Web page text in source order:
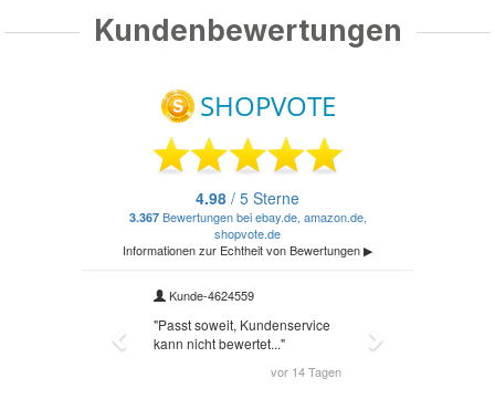
Kundenbewertungen